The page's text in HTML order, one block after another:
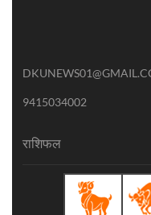
9415034002
राशिफल